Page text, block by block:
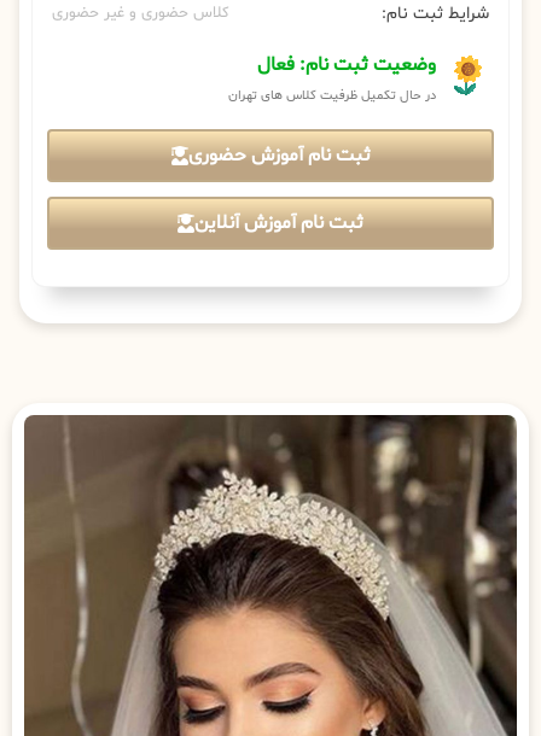
شرایط ثبت نام: کلاس حضوری و غیر حضوری
وضعیت ثبت نام: فعال
در حال تکمیل ظرفیت کلاس های تهران
ثبت نام آموزش حضوری
ثبت نام آموزش آنلاین